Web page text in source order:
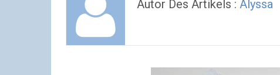
Autor Des Artikels : Alyssa